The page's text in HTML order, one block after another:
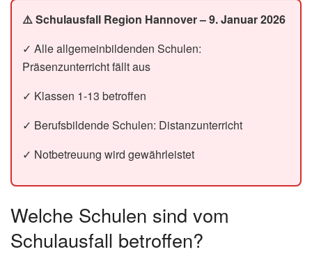
⚠️ Schulausfall Region Hannover – 9. Januar 2026
✓ Alle allgemeinbildenden Schulen:
Präsenzunterricht fällt aus
✓ Klassen 1-13 betroffen
✓ Berufsbildende Schulen: Distanzunterricht
✓ Notbetreuung wird gewährleistet
Welche Schulen sind vom
Schulausfall betroffen?